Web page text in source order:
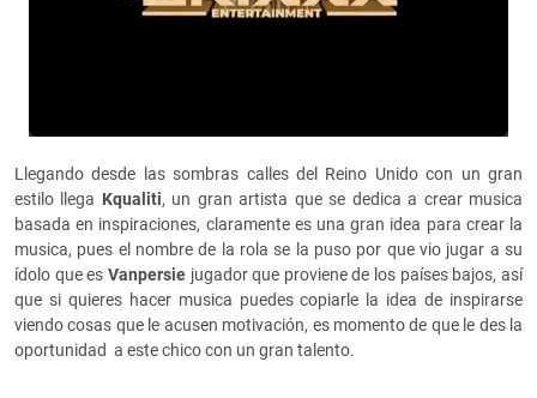
Llegando desde las sombras calles del Reino Unido con un gran
estilo llega Kqualiti, un gran artista que se dedica a crear musica
basada en inspiraciones, claramente es una gran idea para crear la
musica, pues el nombre de la rola se la puso por que vio jugar a su
ídolo que es Vanpersiejugador que proviene de los países bajos, así
que si quieres hacer musica puedes copiarle la idea de inspirarse
viendo cosas que le acusen motivación, es momento de que le des la
oportunidad a este chico con un gran talento.